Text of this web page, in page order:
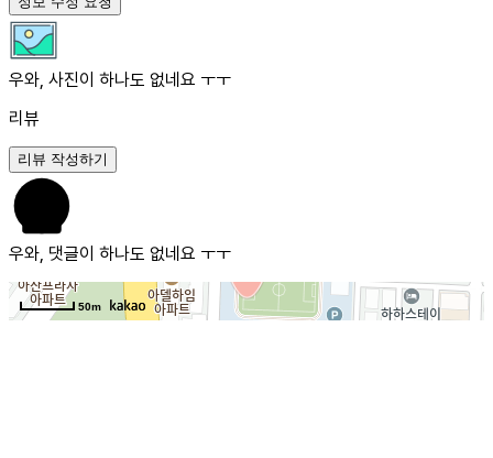
우와, 사진이 하나도 없네요 ㅜㅜ
리뷰
리뷰 작성하기
우와, 댓글이 하나도 없네요 ㅜㅜ
50m